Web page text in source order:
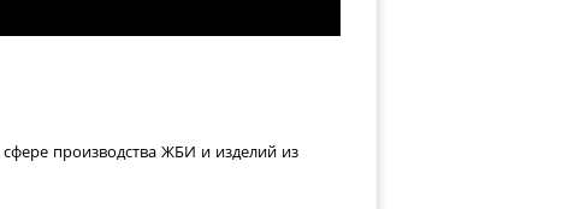
производства ЖБИ и изделий из